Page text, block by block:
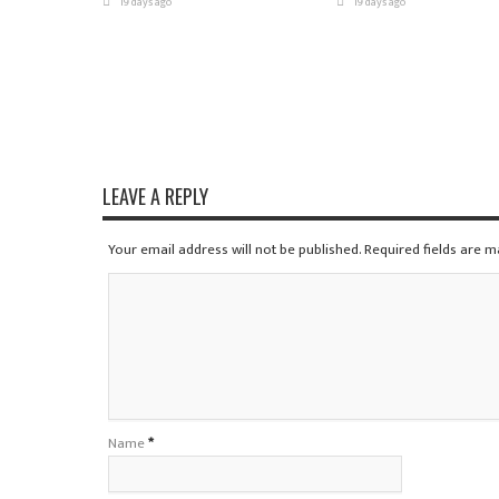
LEAVE A REPLY
Your email address will not be published. Required fields are
Name*